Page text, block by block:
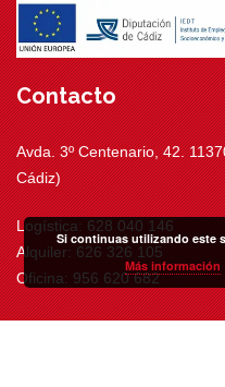
Contacto
Avda. 3º Centenario, 42.
Cádiz)
Logística: 628 040 146
Alquiler: 626 326 105
Oficina: 956 620 682
info@movitransrental.com
Si continuas utilizando este
Más información